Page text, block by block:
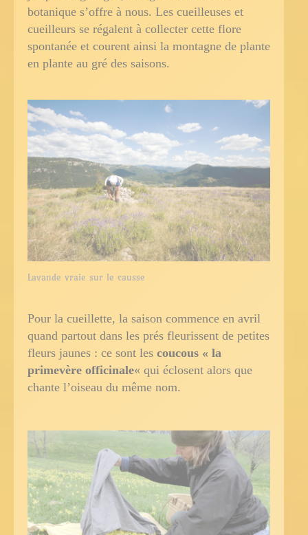
botanique s’offre à nous. Les cueilleuses et
cueilleurs se régalent à collecter cette flore
spontanée et courent ainsi la montagne de plante
en plante au gré des saisons.
Lavande vraie sur le causse
Pour la cueillette, la saison commence en avril
quand partout dans les prés fleurissent de petites
fleurs jaunes : ce sont les coucous « la
primevère officinale« qui éclosent alors que
chante l’oiseau du même nom.